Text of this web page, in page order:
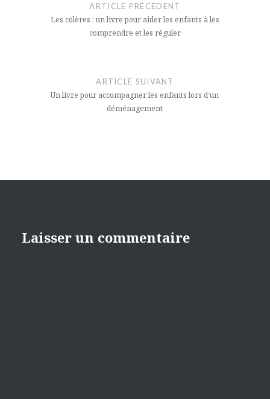
l’article
ARTICLE PRÉCÉDENT
Les colères : un livre pour aider les enfants à les
comprendre et les réguler
ARTICLE SUIVANT
Un livre pour accompagner les enfants lors d’un
déménagement
Laisser un commentaire